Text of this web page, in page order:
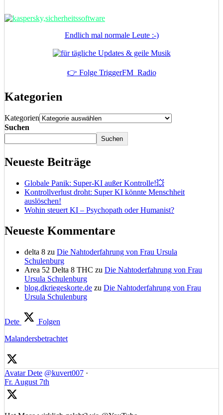
Endlich mal normale Leute :-)
👉 Folge TriggerFM_Radio
Kategorien
Kategorien
Suchen
Suchen
Neueste Beiträge
Globale Panik: Super-KI außer Kontrolle!💥
Kontrollverlust droht: Super KI könnte Menschheit
auslöschen!
Wohin steuert KI – Psychopath oder Humanist?
Neueste Kommentare
delta 8 zu Die Nahtoderfahrung von Frau Ursula
Schulenburg
Area 52 Delta 8 THC zu Die Nahtoderfahrung von Frau
Ursula Schulenburg
blog.dkriegeskorte.de zu Die Nahtoderfahrung von Frau
Ursula Schulenburg
Dete
Folgen
Malandersbetrachtet
Avatar Dete @kuvert007 ·
Fr. August 7th